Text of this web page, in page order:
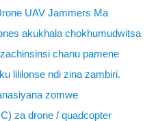
UAV Jammers Ma
akukhala chokhumudwitsa
chanu pamene
lililonse ndi zina zambiri.
zomwe
za drone / quadcopter